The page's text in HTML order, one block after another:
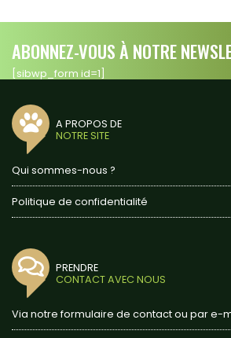
ABONNEZ-VOUS À NOTRE
[sibwp_form id=1]
A PROPOS DE
NOTRE SITE
Qui sommes-nous ?
Politique de confidentialité
PRENDRE
CONTACT AVEC NOUS
Via notre formulaire de contact ou par e-